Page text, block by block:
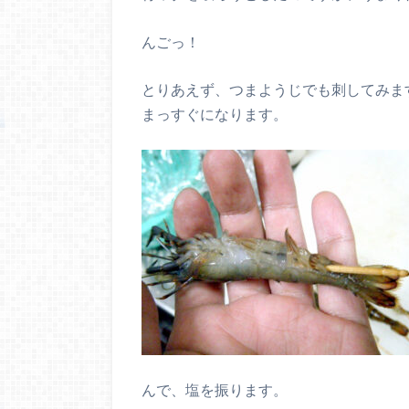
んごっ！
とりあえず、つまようじでも刺してみま
まっすぐになります。
んで、塩を振ります。